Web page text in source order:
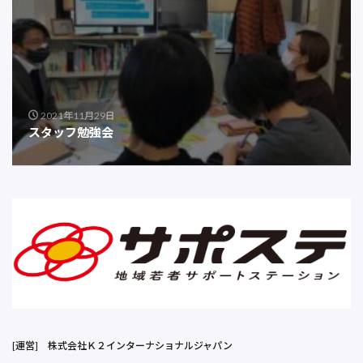
2021年11月29日
スタッフ勉強会
[運営] 株式会社Ｋ２インターナショナルジャパン